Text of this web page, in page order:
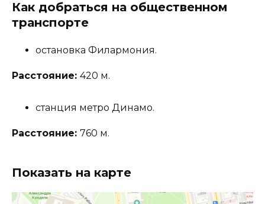
Как добраться на общественном
транспорте
остановка Филармония.
Расстояние: 420 м.
станция метро Динамо.
Расстояние: 760 м.
Показать на карте